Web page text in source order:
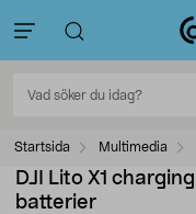
Startsida Multimedia
DJI Lito X1
batterier